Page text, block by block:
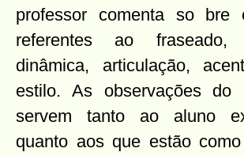
professor comenta so bre
referentes ao fraseado,
dinâmica, articulação,
estilo. As observações do
servem tanto ao aluno
quanto aos que estão como